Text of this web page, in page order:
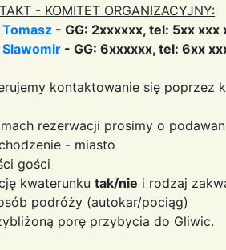
- KOMITET ORGANIZACYJNY:
Tomasz - GG: 2xxxxxx, tel: 5xx xxx
Slawomir - GG: 6xxxxxx, tel: 6xx
kontaktowanie się poprzez
rezerwacji prosimy o
- miasto
gości
kwaterunku tak/nie i rodzaj
podróży (autokar/pociąg)
porę przybycia do Gliwic.